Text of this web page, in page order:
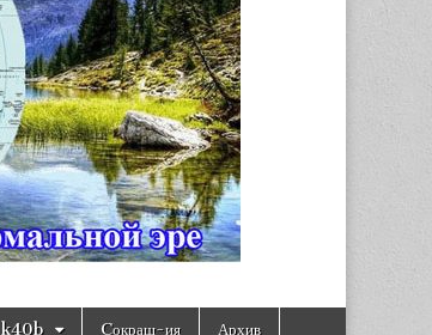
k40b Cокращ-ия Архив